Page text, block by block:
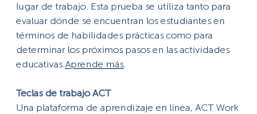
lugar de trabajo. Esta prueba se utiliza tanto para
evaluar dónde se encuentran los estudiantes en
términos de habilidades prácticas como para
determinar los próximos pasos en las actividades
educativas.Aprende más.
Teclas de trabajo ACT
Una plataforma de aprendizaje en línea, ACT Work